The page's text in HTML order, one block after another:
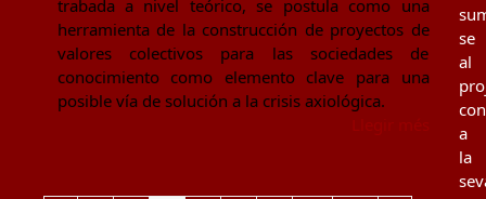
trabada a nivel teórico, se postula como una
herramienta de la construcción de proyectos de
valores colectivos para las sociedades de
conocimiento como elemento clave para una
posible vía de solución a la crisis axiológica.
se
al
a
la